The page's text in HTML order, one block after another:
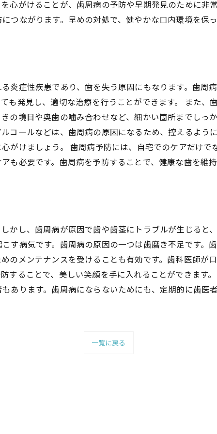
心がけることが、歯周病の予防や早期発見のために非
つながります。早めの対処で、健やかな口内環境を保
炎症性疾患であり、歯を失う原因にもなります。歯周
も発見し、適切な治療を行うことができます。 また
の境目や奥歯の噛み合わせなど、細かい箇所までしっ
コールなどは、歯周病の原因になるため、控えるよう
がけましょう。 歯周病予防には、自宅でのケアだけ
も必要です。歯周病を予防することで、健康な歯を維
かし、歯周病が原因で歯や歯茎にトラブルが生じると
す病気です。歯周病の原因の一つは歯磨き不足です。
のメンテナンスを受けることも有効です。歯科医師が
することで、美しい笑顔を手に入れることができます
あります。歯周病にならないためにも、定期的に歯医
一覧に戻る